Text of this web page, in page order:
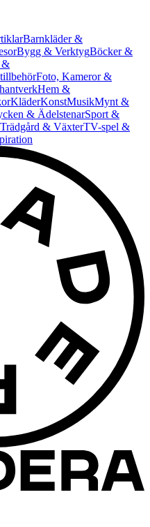
Barnkläder &
Bygg & VerktygBöcker &
Foto, Kameror &
Hem &
KläderKonstMusikMynt &
& ÄdelstenarSport &
Trädgård & VäxterTV-spel &